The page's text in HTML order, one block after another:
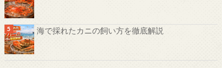
海で採れたカニの飼い方を徹底解説